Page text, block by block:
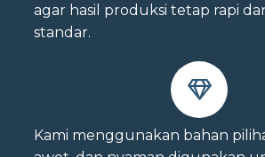
agar hasil produksi tetap rapi
standar.
Kami menggunakan bahan